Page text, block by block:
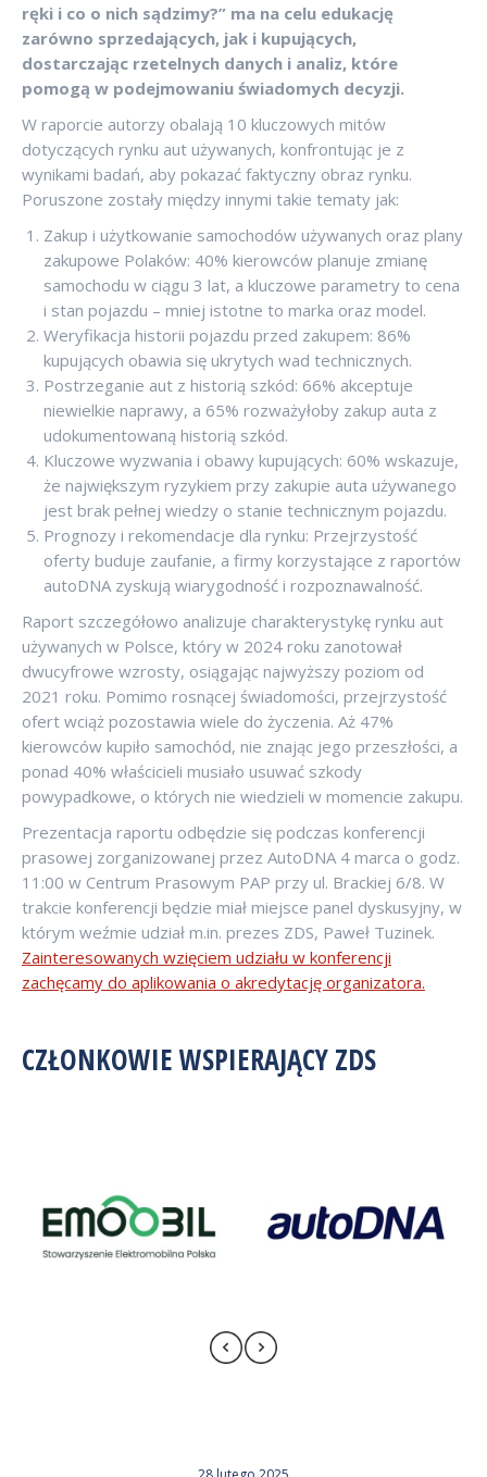
ręki i co o nich sądzimy?” ma na celu edukację
zarówno sprzedających, jak i kupujących,
dostarczając rzetelnych danych i analiz, które
pomogą w podejmowaniu świadomych decyzji.
W raporcie autorzy obalają 10 kluczowych mitów
dotyczących rynku aut używanych, konfrontując je z
wynikami badań, aby pokazać faktyczny obraz rynku.
Poruszone zostały między innymi takie tematy jak:
Zakup i użytkowanie samochodów używanych oraz plany
zakupowe Polaków: 40% kierowców planuje zmianę
samochodu w ciągu 3 lat, a kluczowe parametry to cena
i stan pojazdu – mniej istotne to marka oraz model.
Weryfikacja historii pojazdu przed zakupem: 86%
kupujących obawia się ukrytych wad technicznych.
Postrzeganie aut z historią szkód: 66% akceptuje
niewielkie naprawy, a 65% rozważyłoby zakup auta z
udokumentowaną historią szkód.
Kluczowe wyzwania i obawy kupujących: 60% wskazuje,
że największym ryzykiem przy zakupie auta używanego
jest brak pełnej wiedzy o stanie technicznym pojazdu.
Prognozy i rekomendacje dla rynku: Przejrzystość
oferty buduje zaufanie, a firmy korzystające z raportów
autoDNA zyskują wiarygodność i rozpoznawalność.
Raport szczegółowo analizuje charakterystykę rynku aut
używanych w Polsce, który w 2024 roku zanotował
dwucyfrowe wzrosty, osiągając najwyższy poziom od
2021 roku. Pomimo rosnącej świadomości, przejrzystość
ofert wciąż pozostawia wiele do życzenia. Aż 47%
kierowców kupiło samochód, nie znając jego przeszłości, a
ponad 40% właścicieli musiało usuwać szkody
powypadkowe, o których nie wiedzieli w momencie zakupu.
Prezentacja raportu odbędzie się podczas konferencji
prasowej zorganizowanej przez AutoDNA 4 marca o godz.
11:00 w Centrum Prasowym PAP przy ul. Brackiej 6/8. W
trakcie konferencji będzie miał miejsce panel dyskusyjny, w
którym weźmie udział m.in. prezes ZDS, Paweł Tuzinek.
Zainteresowanych wzięciem udziału w konferencji
zachęcamy do aplikowania o akredytację organizatora.
CZŁONKOWIE WSPIERAJĄCY ZDS